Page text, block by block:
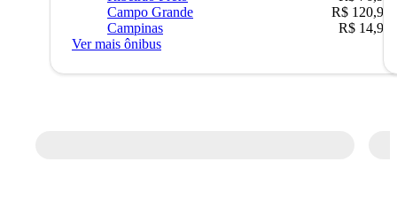
Campo Grande
R$ 120,90
Campinas
R$ 14,90
Ver mais ônibus